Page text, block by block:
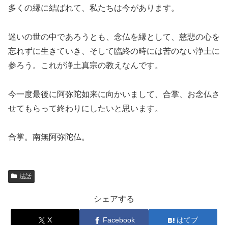
多くの縁に結ばれて、私たちは今があります。
迷いの世の中であろうとも、念仏を縁として、慈悲の心を
忘れずに生きていき、そして臨終の時には苦のない浄土に
参ろう。これが浄土真宗の教えなんです。
今一度最後に阿弥陀如来に向かいまして、合掌、お念仏さ
せてもらって終わりにしたいと思います。
合掌。南無阿弥陀仏。
法話
シェアする
X Facebook はてブ